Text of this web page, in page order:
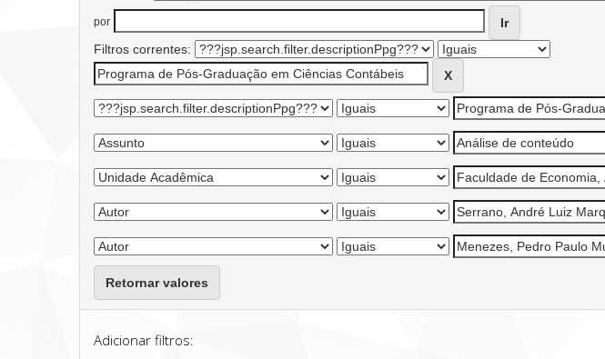
por
Filtros correntes:
Retornar valores
Adicionar filtros: